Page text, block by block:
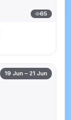
65
19 Jun – 21 Jun